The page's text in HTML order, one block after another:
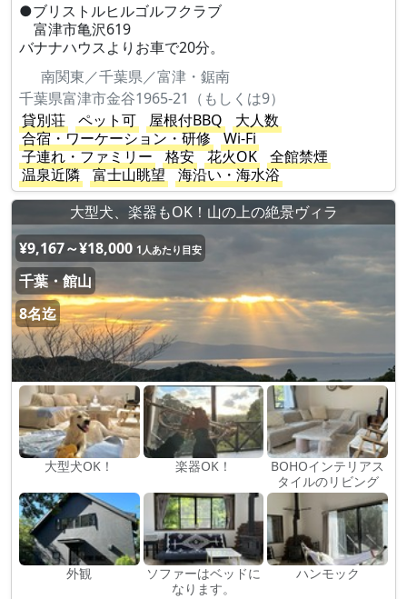
●ブリストルヒルゴルフクラブ
富津市亀沢619
バナナハウスよりお車で20分。
南関東／千葉県／富津・鋸南
千葉県富津市金谷1965-21（もしくは9）
貸別荘
ペット可 屋根付BBQ
大人数
合宿・ワーケーション・研修
Wi-Fi
子連れ・ファミリー
格安 花火OK
全館禁煙
温泉近隣
富士山眺望
海沿い・海水浴
大型犬、楽器もOK！山の上の絶景ヴィラ
¥9,167～¥18,000 1人あたり目安
千葉・館山
8名迄
大型犬OK！ 楽器OK！
BOHOインテリアス
タイルのリビング
外観
ソファーはベッドに
なります。
ハンモック